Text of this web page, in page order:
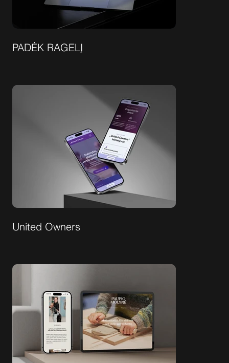
PADĖK RAGELĮ
United Owners